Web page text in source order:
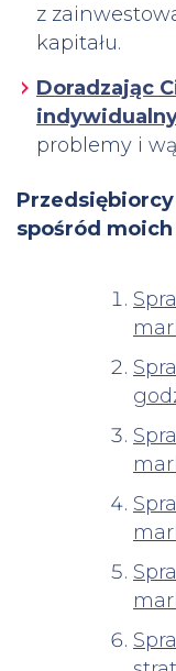
z
kapitału.
Doradzając
problemy i
spośród moich